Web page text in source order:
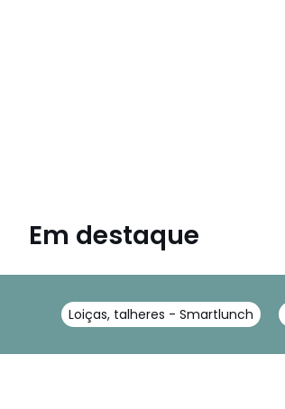
Em destaque
Loiças, talheres - Smartlunch